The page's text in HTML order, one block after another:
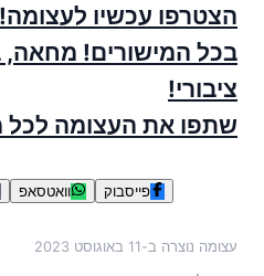
הצטרפו עכשיו
בכל המישורים! מחאה,
ציבורי!
שתפו את העצומה לכל
פייסבוק וואטסאפ
עצומה נוצרה ב- 11 באוגוסט 2023